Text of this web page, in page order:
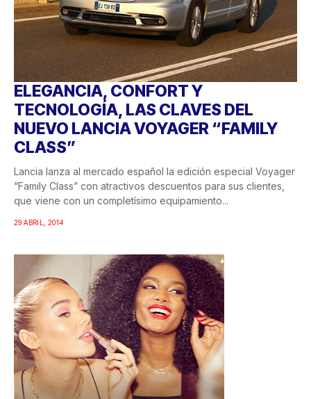
ELEGANCIA, CONFORT Y
TECNOLOGÍA, LAS CLAVES DEL
NUEVO LANCIA VOYAGER “FAMILY
CLASS”
Lancia lanza al mercado español la edición especial Voyager
“Family Class” con atractivos descuentos para sus clientes,
que viene con un completísimo equipamiento...
29 ABRIL, 2014